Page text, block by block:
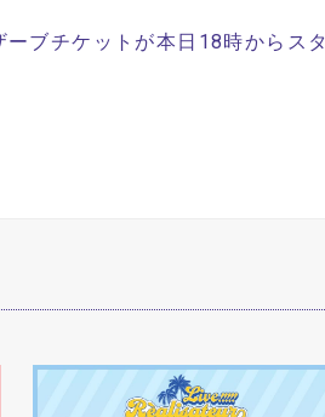
ブチケットが本日18時からスタ